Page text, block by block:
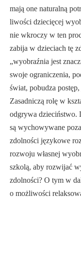
mają one naturalną
liwości dziecięcej
nie wkroczy w ten
zabija w dzieciach tę
„wyobraźnia jest
swoje ograniczenia,
świat, pobudza
Zasadniczą rolę w
odgrywa dzieciństwo.
są wychowywane
zdolności językowe
rozwoju własnej
szkolą, aby rozwijać
zdolności? O tym w
o możliwości